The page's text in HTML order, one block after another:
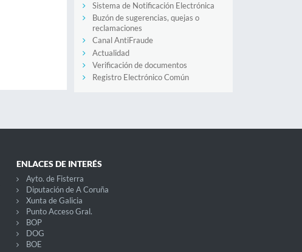
Sistema de Notificación Electrónica
Buzón de sugerencias, quejas o
reclamaciones
Canal AntiFraude
Actualidad
Verificación de documentos
Registro Electrónico Común
ENLACES DE INTERÉS
Ayto. de Fisterra
Diputación de A Coruña
Xunta de Galicia
Punto Acceso Gral.
BOP
DOG
BOE